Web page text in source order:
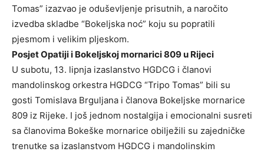
Tomas” izazvao je oduševljenje prisutnih, a naročito
izvedba skladbe “Bokeljska noć” koju su popratili
pjesmom i velikim pljeskom.
Posjet Opatiji i Bokeljskoj mornarici 809 u Rijeci
U subotu, 13. lipnja izaslanstvo HGDCG i članovi
mandolinskog orkestra HGDCG “Tripo Tomas” bili su
gosti Tomislava Brguljana i članova Bokeljske mornarice
809 iz Rijeke. I još jednom nostalgija i emocionalni susreti
sa članovima Bokeške mornarice obilježili su zajedničke
trenutke sa izaslanstvom HGDCG i mandolinskim